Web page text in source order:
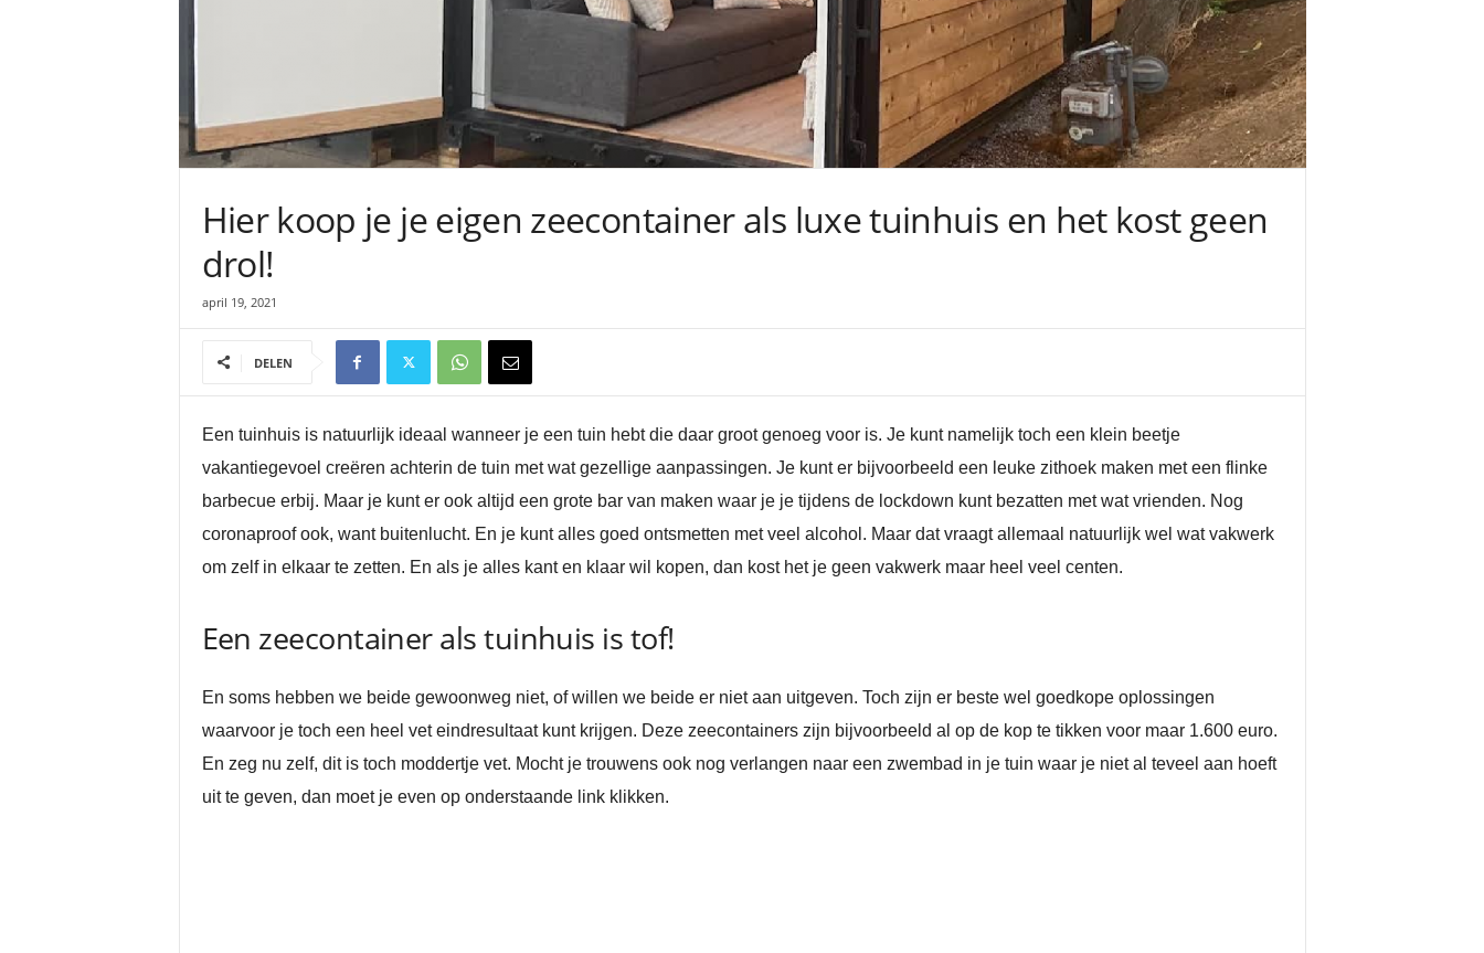
Hier koop je je eigen zeecontainer als luxe tuinhuis en het kost geen
drol!
april 19, 2021
DELEN
Een tuinhuis is natuurlijk ideaal wanneer je een tuin hebt die daar groot genoeg voor is. Je kunt namelijk toch een klein beetje
vakantiegevoel creëren achterin de tuin met wat gezellige aanpassingen. Je kunt er bijvoorbeeld een leuke zithoek maken met een flinke
barbecue erbij. Maar je kunt er ook altijd een grote bar van maken waar je je tijdens de lockdown kunt bezatten met wat vrienden. Nog
coronaproof ook, want buitenlucht. En je kunt alles goed ontsmetten met veel alcohol. Maar dat vraagt allemaal natuurlijk wel wat vakwerk
om zelf in elkaar te zetten. En als je alles kant en klaar wil kopen, dan kost het je geen vakwerk maar heel veel centen.
Een zeecontainer als tuinhuis is tof!
En soms hebben we beide gewoonweg niet, of willen we beide er niet aan uitgeven. Toch zijn er beste wel goedkope oplossingen
waarvoor je toch een heel vet eindresultaat kunt krijgen. Deze zeecontainers zijn bijvoorbeeld al op de kop te tikken voor maar 1.600 euro.
En zeg nu zelf, dit is toch moddertje vet. Mocht je trouwens ook nog verlangen naar een zwembad in je tuin waar je niet al teveel aan hoeft
uit te geven, dan moet je even op onderstaande link klikken.